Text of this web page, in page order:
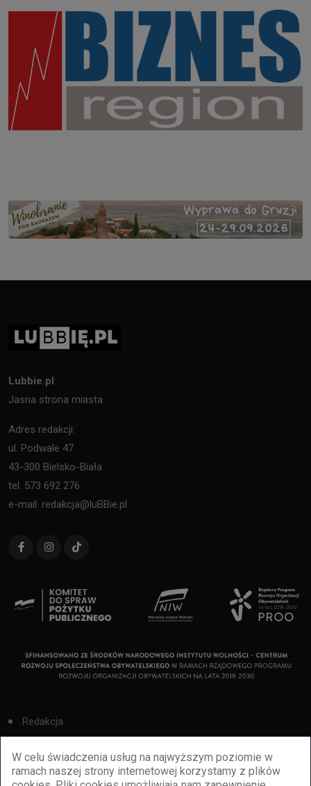
W celu świadczenia usług na najwyższym poziomie w
ramach naszej strony internetowej korzystamy z plików
Lubbie.pl
Jasna strona miasta
Adres redakcji:
ul. Podwale 47
43-300 Bielsko-Biała
tel. 573 692 276
e-mail: redakcja@luBBie.pl
Redakcja
Cookies
Reklama